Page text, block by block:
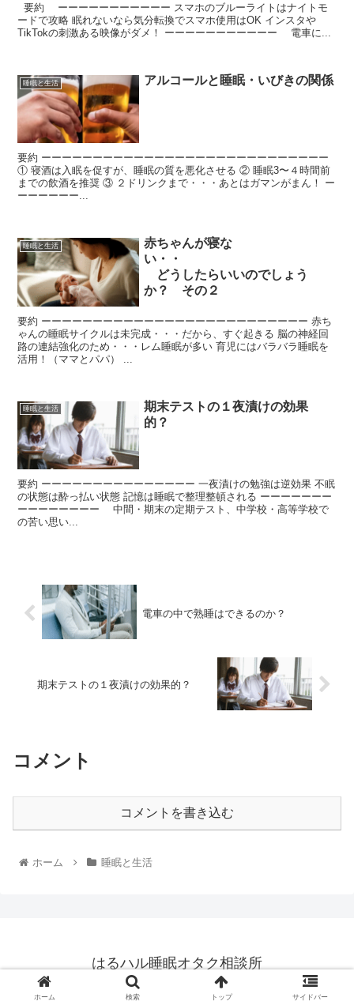
要約 ーーーーーーーーーーー スマホのブルーライトはナイトモ
ードで攻略 眠れないなら気分転換でスマホ使用はOK インスタや
TikTokの刺激ある映像がダメ！ ーーーーーーーーーーー 電車に...
睡眠と生活 アルコールと睡眠・いびきの関係
要約 ーーーーーーーーーーーーーーーーーーーーーーーーーーーー
① 寝酒は入眠を促すが、睡眠の質を悪化させる ② 睡眠3〜４時間前
までの飲酒を推奨 ③ ２ドリンクまで・・・あとはガマンがまん！ ー
ーーーーーー...
睡眠と生活
赤ちゃんが寝な
い・・
どうしたらいいのでしょう
か？ その２
要約 ーーーーーーーーーーーーーーーーーーーーーーーーーー 赤ち
ゃんの睡眠サイクルは未完成・・・だから、すぐ起きる 脳の神経回
路の連結強化のため・・・レム睡眠が多い 育児にはバラバラ睡眠を
活用！（ママとパパ） ...
睡眠と生活
期末テストの１夜漬けの効果
的？
要約 ーーーーーーーーーーーーーーー 一夜漬けの勉強は逆効果 不眠
の状態は酔っ払い状態 記憶は睡眠で整理整頓される ーーーーーーー
ーーーーーーーー 中間・期末の定期テスト、中学校・高等学校で
の苦い思い...
電車の中で熟睡はできるのか？
期末テストの１夜漬けの効果的？
コメント
コメントを書き込む
ホーム 睡眠と生活
はるハル睡眠オタク相談所
© 2025 はるハル睡眠オタク相談所.
ホーム 検索 トップ サイドバー